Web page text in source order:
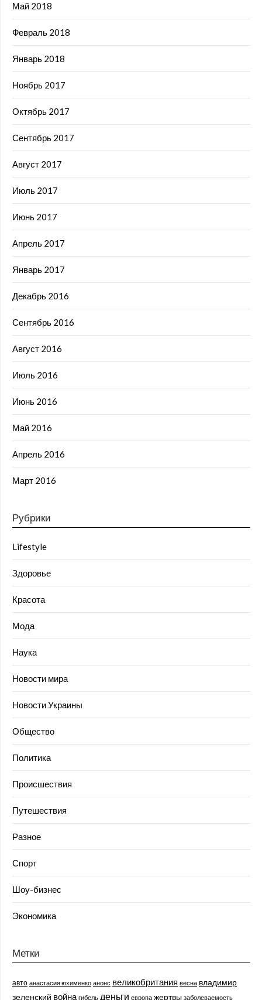
Май 2018
Февраль 2018
Январь 2018
Ноябрь 2017
Октябрь 2017
Сентябрь 2017
Август 2017
Июль 2017
Июнь 2017
Апрель 2017
Январь 2017
Декабрь 2016
Сентябрь 2016
Август 2016
Июль 2016
Июнь 2016
Май 2016
Апрель 2016
Март 2016
Рубрики
Lifestyle
Здоровье
Красота
Мода
Наука
Новости мира
Новости Украины
Общество
Политика
Происшествия
Путешествия
Разное
Спорт
Шоу-бизнес
Экономика
Метки
авто анастасия юхименко анонс великобритания весна владимир
зеленский война гибель деньги европа жертвы заболеваемость